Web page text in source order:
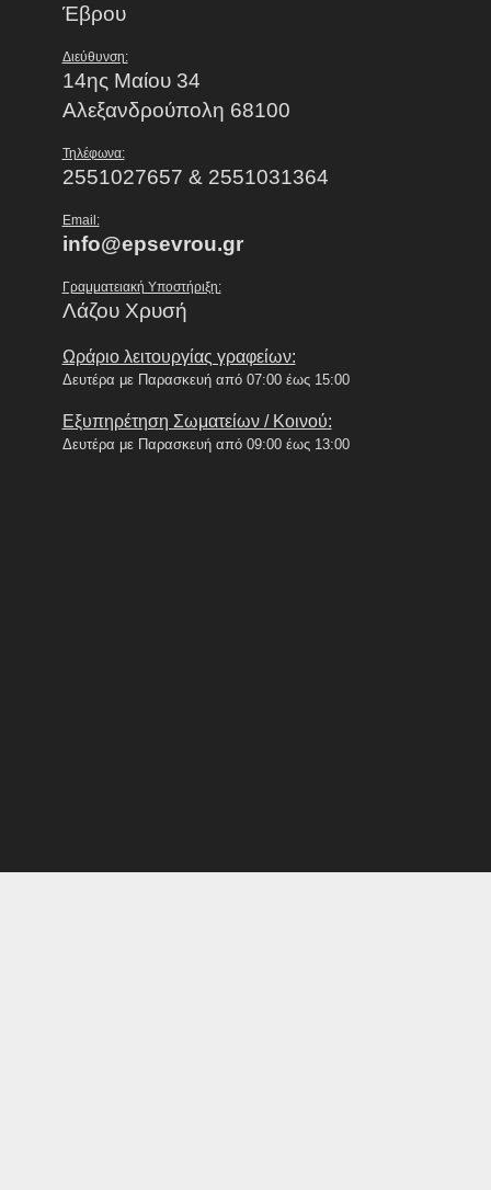
Έβρου
Διεύθυνση:
14ης Μαίου 34
Αλεξανδρούπολη 68100
Τηλέφωνα:
2551027657 & 2551031364
Email:
info@epsevrou.gr
Γραμματειακή Υποστήριξη:
Λάζου Χρυσή
Ωράριο λειτουργίας γραφείων:
Δευτέρα με Παρασκευή από 07:00 έως 15:00
Εξυπηρέτηση Σωματείων / Κοινού:
Δευτέρα με Παρασκευή από 09:00 έως 13:00